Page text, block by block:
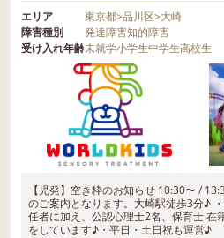
エリア 東京都>品川区>大崎
障害種別
発達障害知的障害
受け入れ年齢未就学小学生中学生高校生
【児発】空き枠のお知らせ 10:30〜 /
のご案内となります。大崎駅徒歩3分♪
任者に加え、公認心理士2名、保育士 在
をしています♪・平日・土日祝も運営♪